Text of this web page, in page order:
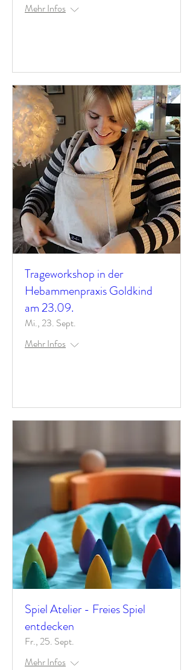
Mehr Infos
Trageworkshop in der
Hebammenpraxis Goldkind
am 23.09.
Mi., 23. Sept.
Mehr Infos
Spiel Atelier - Freies Spiel
entdecken
Fr., 25. Sept.
Mehr Infos